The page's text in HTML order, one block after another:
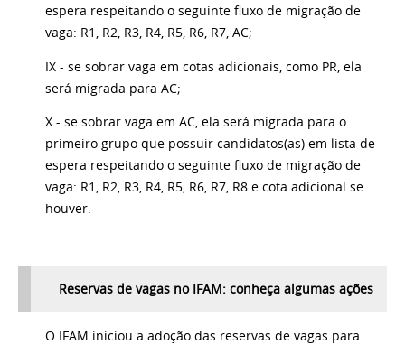
espera respeitando o seguinte fluxo de migração de
vaga: R1, R2, R3, R4, R5, R6, R7, AC;
IX - se sobrar vaga em cotas adicionais, como PR, ela
será migrada para AC;
X - se sobrar vaga em AC, ela será migrada para o
primeiro grupo que possuir candidatos(as) em lista de
espera respeitando o seguinte fluxo de migração de
vaga: R1, R2, R3, R4, R5, R6, R7, R8 e cota adicional se
houver.
Reservas de vagas no IFAM: conheça algumas ações
O IFAM iniciou a adoção das reservas de vagas para